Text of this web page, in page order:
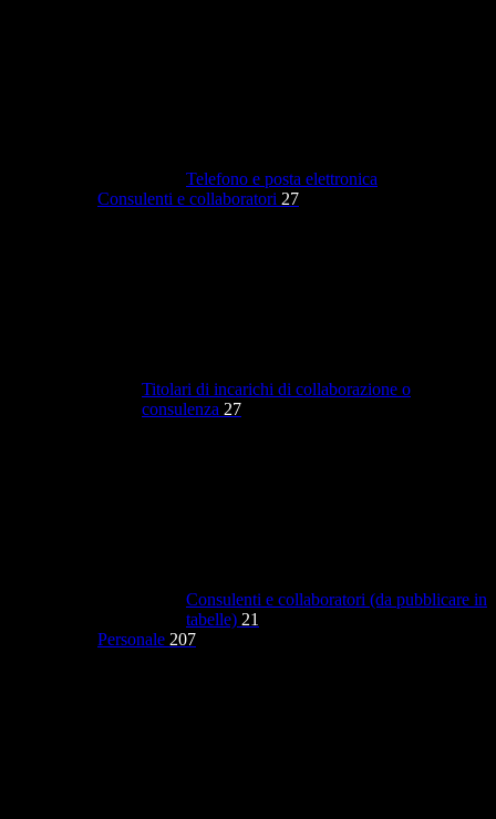
Telefono e posta elettronica
Consulenti e collaboratori 27
Titolari di incarichi di collaborazione o
consulenza 27
Consulenti e collaboratori (da pubblicare in
tabelle) 21
Personale 207